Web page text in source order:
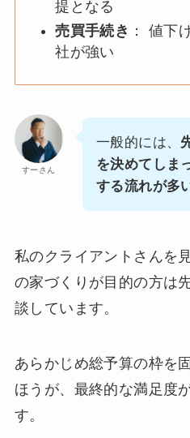
提となる
売買手続き ： 値下
社が強い
すーさん
一般的には、
を決めてしま
する流れが多
私のクライアントさんを
の家づくりが目的の方は
談しています。
あらかじめ総予算の枠を
ほうが、最終的な満足度
す。